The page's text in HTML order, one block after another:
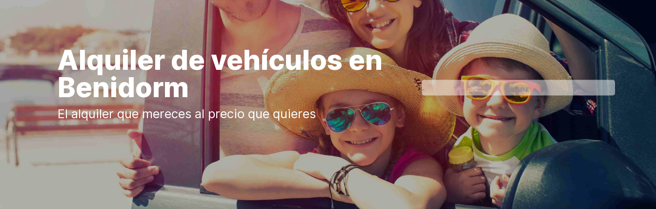
Alquiler de vehículos en
Benidorm
El alquiler que mereces al precio que quieres